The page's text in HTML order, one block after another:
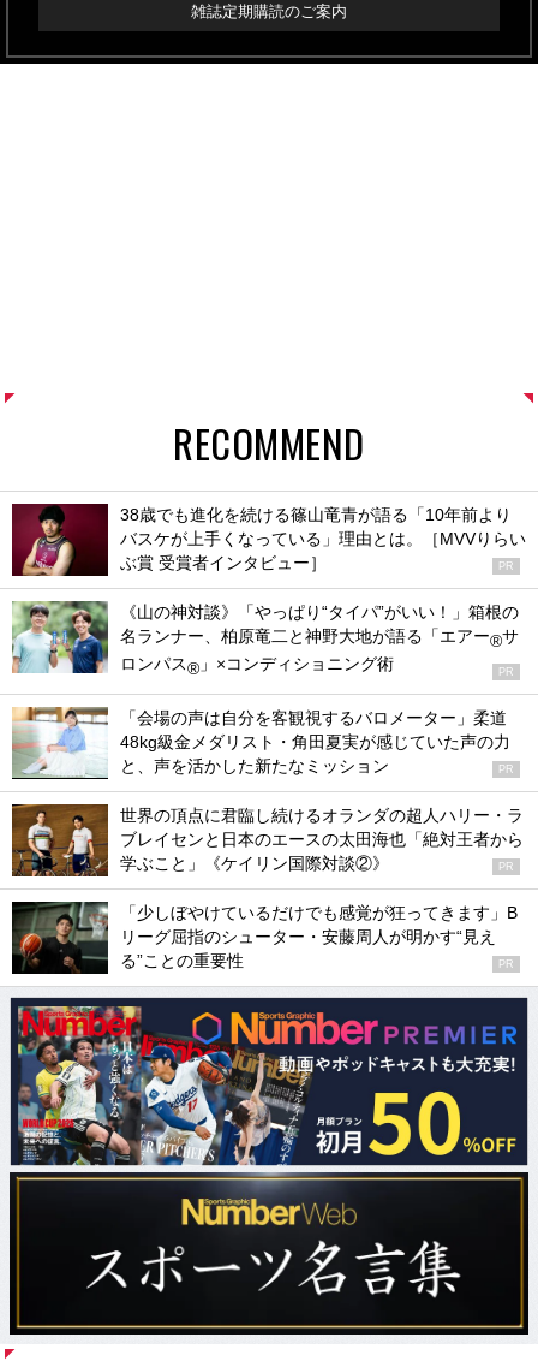
雑誌定期購読のご案内
RECOMMEND
38歳でも進化を続ける篠山竜青が語る「10年前より
バスケが上手くなっている」理由とは。［MVVりらい
ぶ賞 受賞者インタビュー］
PR
《山の神対談》「やっぱり“タイパ”がいい！」箱根の
名ランナー、柏原竜二と神野大地が語る「エアー®サ
ロンパス® 」×コンディショニング術 PR
「会場の声は自分を客観視するバロメーター」柔道
48kg級金メダリスト・角田夏実が感じていた声の力
と、声を活かした新たなミッション
PR
世界の頂点に君臨し続けるオランダの超人ハリー・ラ
ブレイセンと日本のエースの太田海也「絶対王者から
学ぶこと」《ケイリン国際対談②》
PR
「少しぼやけているだけでも感覚が狂ってきます」B
リーグ屈指のシューター・安藤周人が明かす“見え
る”ことの重要性
PR